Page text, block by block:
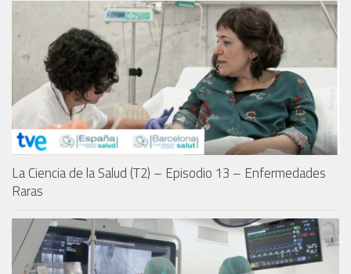
La Ciencia de la Salud (T2) – Episodio 13 – Enfermedades
Raras